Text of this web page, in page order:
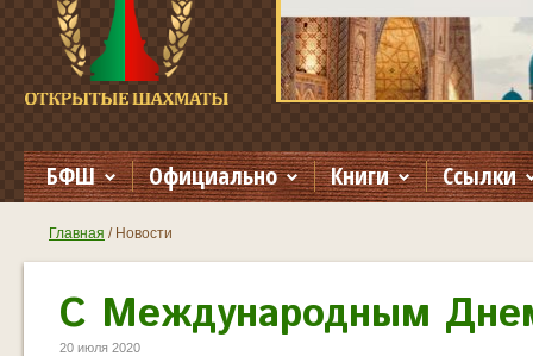
БФШ Официально Книги Ссылки
Главная Новости
С Международным
20 июля 2020